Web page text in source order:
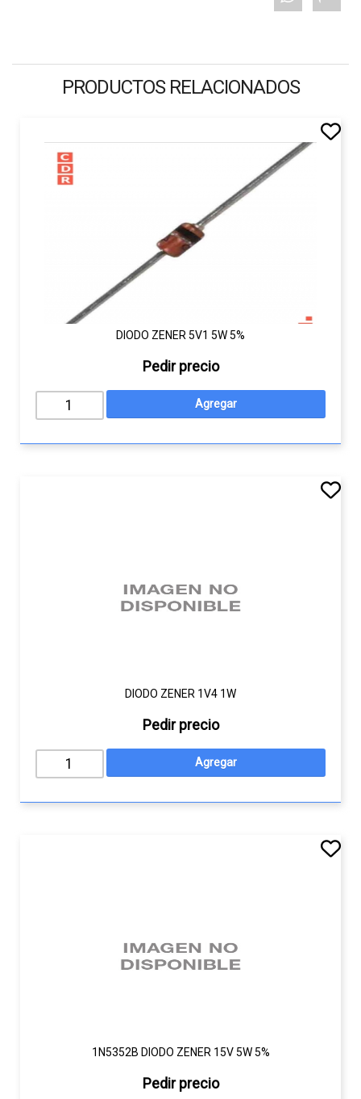
PRODUCTOS RELACIONADOS
DIODO ZENER 5V1 5W 5%
Pedir precio
DIODO ZENER 1V4 1W
Pedir precio
1N5352B DIODO ZENER 15V 5W 5%
Pedir precio